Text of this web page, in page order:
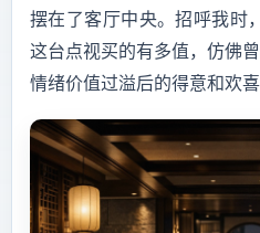
摆在了客厅中央。招呼我时
这台点视买的有多值，仿佛
情绪价值过溢后的得意和欢喜